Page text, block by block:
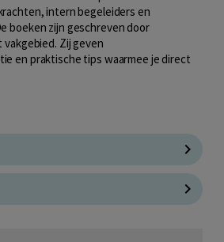
intern begeleiders en
boeken zijn geschreven door
Zij geven
en praktische tips waarmee je direct